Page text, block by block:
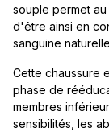
souple permet
d'être ainsi en
sanguine
Cette chaussure
phase de
membres
sensibilités, les